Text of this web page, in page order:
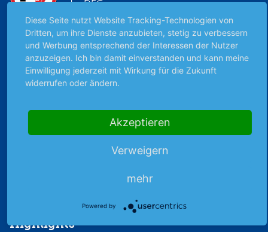
der DEG
Unabhängig & werbefrei
Stets am Puls der Zeit
Sicher mit SSL-Verschlüsselung
Highlights
Diese Seite nutzt Website Tracking-Technologien von
Dritten, um ihre Dienste anzubieten, stetig zu verbessern
und Werbung entsprechend der Interessen der Nutzer
anzuzeigen. Ich bin damit einverstanden und kann meine
Einwilligung jederzeit mit Wirkung für die Zukunft
widerrufen oder ändern.
Akzeptieren
Verweigern
mehr
Powered by